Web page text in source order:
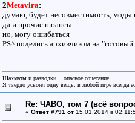
2Metavira:
думаю, будет несовместимость,
да и прочие нюансы..
но, могу ошибаться
PS^ поделись архивчиком на
Шахматы и разводки... опасное сочетание.
Я твердо усвоил одну вещь: в любой игре всегда
Re: ЧАВО, том 7 (всё
« Ответ #791 от15.01.2014 в